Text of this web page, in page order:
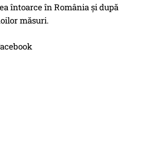
întoarce în România și după
măsuri.